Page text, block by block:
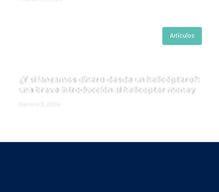
Artículos
¿Y si lanzamos dinero desde un helicóptero?:
una breve introducción al helicopter money
febrero 3, 2024